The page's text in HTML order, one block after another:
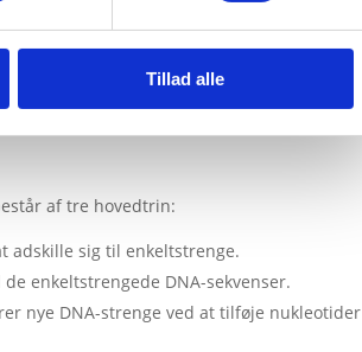
Tillad alle
af tre hovedtrin:
adskille sig til enkeltstrenge.
enkeltstrengede DNA-sekvenser.
nye DNA-strenge ved at tilføje nukleotider